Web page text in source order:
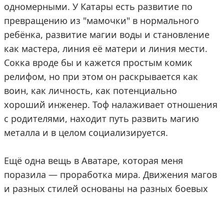
одномерными. У Катары есть развитие по
превращению из "мамочки" в нормального
ребёнка, развитие магии воды и становление
как мастера, линия её матери и линия мести.
Сокка вроде бы и кажется простым комик
релифом, но при этом он раскрывается как
воин, как личность, как потенциально
хороший инженер. Тоф налаживает отношения
с родителями, находит путь развить магию
металла и в целом социализируется.
Ещё одна вещь в Аватаре, которая меня
поразила — проработка мира. Движения магов
и разных стилей основаны на разных боевых